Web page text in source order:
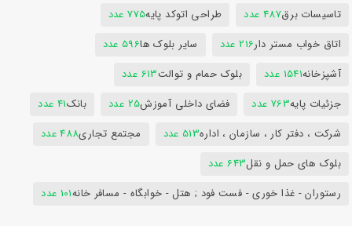
تاسیسات برق487 عدد طراحی اتوکد پایه775 عدد
اتاق خواب مستر دار216 عدد سایر بلوک ها596 عدد
آشپزخانه1541 عدد بلوک حمام و توالت613 عدد
جزئیات پایه763 عدد فضای داخلی آموزش25 عدد بانک41 عدد
شرکت ، دفتر کار ، سازمان ، اداره513 عدد مجتمع تجاری488 عدد
بلوک های حمل و نقل643 عدد
رستوران - غذا خوری - فست فود ; هتل - خوابگاه - مسافر خانه101 عدد